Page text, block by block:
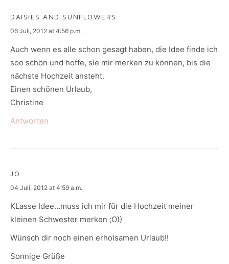
DAISIES AND SUNFLOWERS
says:
06 Juli, 2012 at 4:56 p.m.
Auch wenn es alle schon gesagt haben, die Idee finde ich
soo schön und hoffe, sie mir merken zu können, bis die
nächste Hochzeit ansteht.
Einen schönen Urlaub,
Christine
Antworten
JO
says:
04 Juli, 2012 at 4:59 a.m.
KLasse Idee…muss ich mir für die Hochzeit meiner
kleinen Schwester merken ;O))
Wünsch dir noch einen erholsamen Urlaub!!
Sonnige Grüße